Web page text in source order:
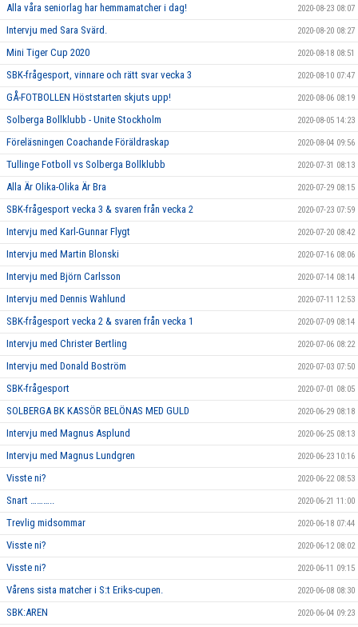
Alla våra seniorlag har hemmamatcher i dag! 2020-08-23 08:07
Intervju med Sara Svärd. 2020-08-20 08:27
Mini Tiger Cup 2020 2020-08-18 08:51
SBK-frågesport, vinnare och rätt svar vecka 3 2020-08-10 07:47
GÅ-FOTBOLLEN Höststarten skjuts upp! 2020-08-06 08:19
Solberga Bollklubb - Unite Stockholm 2020-08-05 14:23
Föreläsningen Coachande Föräldraskap 2020-08-04 09:56
Tullinge Fotboll vs Solberga Bollklubb 2020-07-31 08:13
Alla Är Olika-Olika Är Bra 2020-07-29 08:15
SBK-frågesport vecka 3 & svaren från vecka 2 2020-07-23 07:59
Intervju med Karl-Gunnar Flygt 2020-07-20 08:42
Intervju med Martin Blonski 2020-07-16 08:06
Intervju med Björn Carlsson 2020-07-14 08:14
Intervju med Dennis Wahlund 2020-07-11 12:53
SBK-frågesport vecka 2 & svaren från vecka 1 2020-07-09 08:14
Intervju med Christer Bertling 2020-07-06 08:22
Intervju med Donald Boström 2020-07-03 07:50
SBK-frågesport 2020-07-01 08:05
SOLBERGA BK KASSÖR BELÖNAS MED GULD 2020-06-29 08:18
Intervju med Magnus Asplund 2020-06-25 08:13
Intervju med Magnus Lundgren 2020-06-23 10:16
Visste ni? 2020-06-22 08:53
Snart ……….. 2020-06-21 11:00
Trevlig midsommar 2020-06-18 07:44
Visste ni? 2020-06-12 08:02
Visste ni? 2020-06-11 09:15
Vårens sista matcher i S:t Eriks-cupen. 2020-06-08 08:30
SBK:AREN 2020-06-04 09:23